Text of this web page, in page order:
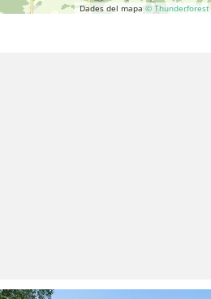
Dades del mapa © Thunderforest